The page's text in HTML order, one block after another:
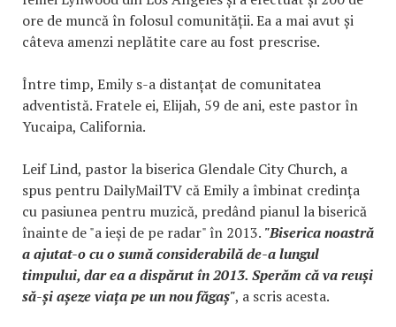
ore de muncă în folosul comunității. Ea a mai avut și
câteva amenzi neplătite care au fost prescrise.
Între timp, Emily s-a distanțat de comunitatea
adventistă. Fratele ei, Elijah, 59 de ani, este pastor în
Yucaipa, California.
Leif Lind, pastor la biserica Glendale City Church, a
spus pentru DailyMailTV că Emily a îmbinat credința
cu pasiunea pentru muzică, predând pianul la biserică
înainte de "a ieși de pe radar" în 2013. "Biserica noastră
a ajutat-o cu o sumă considerabilă de-a lungul
timpului, dar ea a dispărut în 2013. Sperăm că va reuși
să-și așeze viața pe un nou făgaș", a scris acesta.